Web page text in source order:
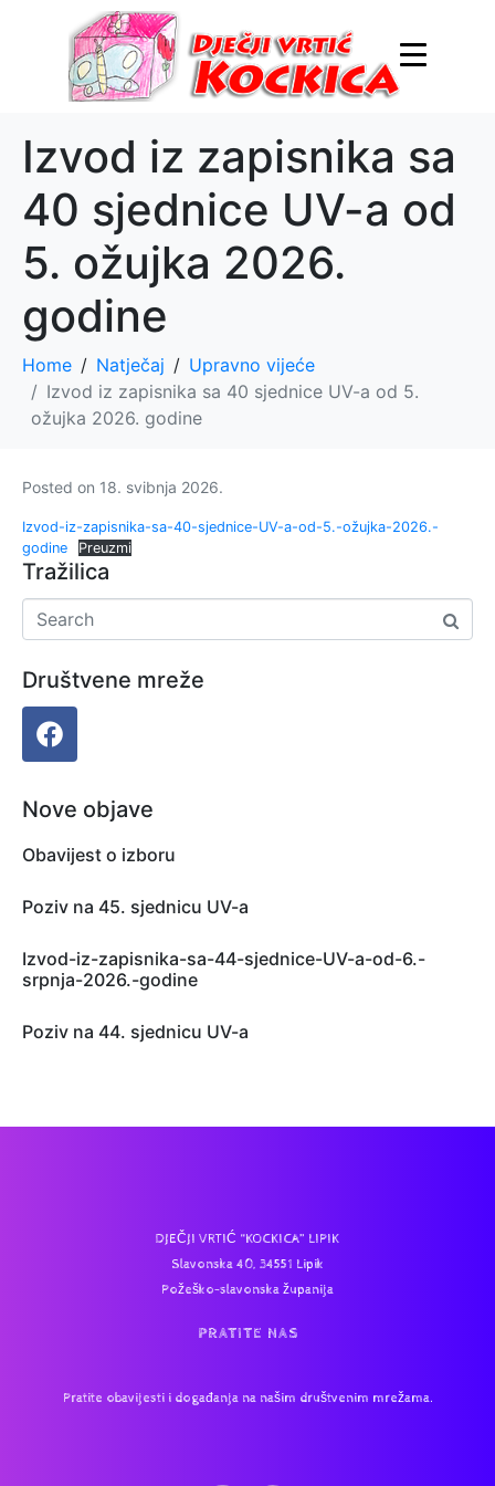
Izvod iz zapisnika sa
40 sjednice UV-a od
5. ožujka 2026.
godine
Home Natječaj
Upravno vijeće
Izvod iz zapisnika sa 40 sjednice UV-a od 5.
ožujka 2026. godine
Posted on 18. svibnja 2026.
Izvod-iz-zapisnika-sa-40-sjednice-UV-a-od-5.-ožujka-2026.-
godine
Preuzmi
Tražilica
Društvene mreže
Nove objave
Obavijest o izboru
Poziv na 45. sjednicu UV-a
Izvod-iz-zapisnika-sa-44-sjednice-UV-a-od-6.-
srpnja-2026.-godine
Poziv na 44. sjednicu UV-a
DJEČJI VRTIĆ “KOCKICA” LIPIK
Slavonska 40, 34551 Lipik
Požeško-slavonska županija
PRATITE NAS
Pratite obavijesti i događanja na našim društvenim mrežama.